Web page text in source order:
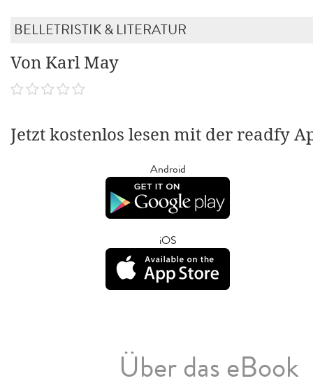
BELLETRISTIK & LITERATUR
Von Karl May
Jetzt kostenlos lesen mit der readfy
Android
iOS
Über das eBook